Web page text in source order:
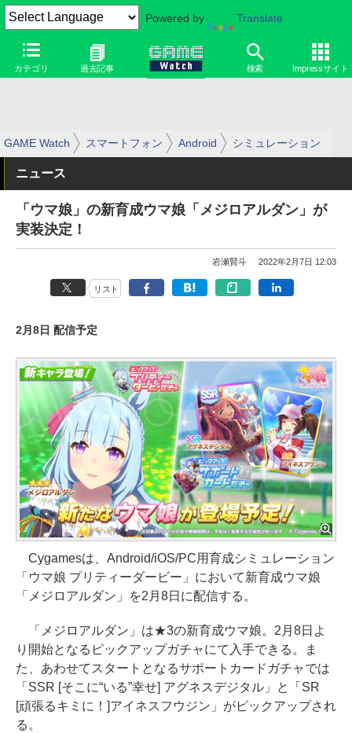
Powered by Translate
カテゴリ 過去記事 検索 Impressサイト
GAME Watch スマートフォン Android シミュレーション
ニュース
「ウマ娘」の新育成ウマ娘「メジロアルダン」が
実装決定！
岩瀬賢斗 2022年2月7日 12:03
リスト
2月8日 配信予定
Cygamesは、Android/iOS/PC用育成シミュレーション
「ウマ娘 プリティーダービー」において新育成ウマ娘
「メジロアルダン」を2月8日に配信する。
「メジロアルダン」は★3の新育成ウマ娘。2月8日よ
り開始となるピックアップガチャにて入手できる。ま
た、あわせてスタートとなるサポートカードガチャでは
「SSR [そこに“いる”幸せ] アグネスデジタル」と「SR
[頑張るキミに！]アイネスフウジン」がピックアップされ
る。